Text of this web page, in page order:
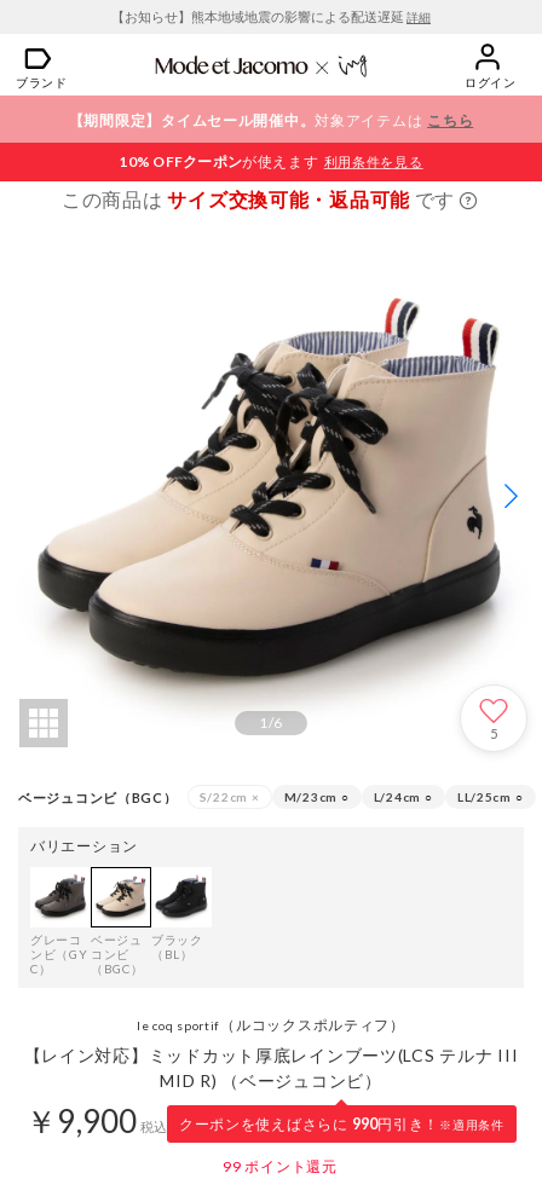
【お知らせ】熊本地域地震の影響による配送遅延 詳細
ブランド ログイン
【期間限定】タイムセール開催中。対象アイテムは こちら
10% OFFクーポンが使えます 利用条件を見る
この商品はサイズ交換可能・返品可能 です
1/6
5
ベージュコンビ（BGC） S/22cm × M/23cm ○ L/24cm ○ LL/25cm ○
バリエーション
グレーコ
ンビ（GY
C）
ベージュ
コンビ
（BGC）
ブラック
（BL）
le coq sportif （ルコックスポルティフ）
【レイン対応】ミッドカット厚底レインブーツ(LCS テルナ III
MID R) （ベージュコンビ）
￥9,900 税込 クーポンを使えばさらに 990円引き！ ※適用条件
99 ポイント還元